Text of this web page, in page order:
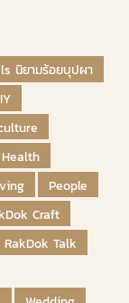
นิยามร้อยบุปผา
Health
People
Craft
RakDok Talk